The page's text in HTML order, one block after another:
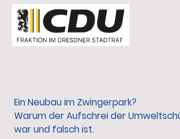
Ein Neubau im Zwingerpark?
Warum der Aufschrei der
war und falsch ist.